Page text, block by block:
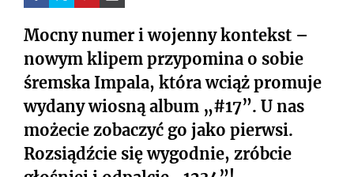
Mocny numer i wojenny kontekst –
nowym klipem przypomina o sobie
śremska Impala, która wciąż promuje
wydany wiosną album „#17”. U nas
możecie zobaczyć go jako pierwsi.
Rozsiądźcie się wygodnie, zróbcie